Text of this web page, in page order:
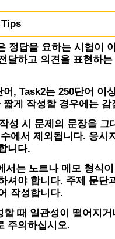
정답을 요하는 시험이
달하고 의견을 표현하
어, Task2는 250단어 이
짧게 작성할 경우에는 감
성 시 문제의 문장을 그
에서 제외됩니다. 응시
니다.
서는 노트나 메모 형식
셔야 합니다. 주제 문단
작성합니다.
할 때 일관성이 떨어지
주의하십시오.